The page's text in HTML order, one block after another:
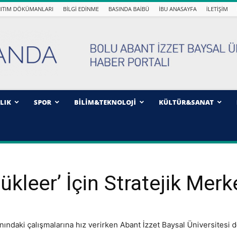
DÖKÜMANLARI BİLGİ EDİNME BASINDA BAİBÜ İBU ANASAYFA İLETİŞİM
SPOR BİLİM&TEKNOLOJİ KÜLTÜR&SANAT
İçin Stratejik
çalışmalarına hız verirken Abant İzzet Baysal Üniversitesi